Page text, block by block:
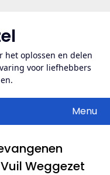
het oplossen en delen
voor liefhebbers
Menu
Weggezet